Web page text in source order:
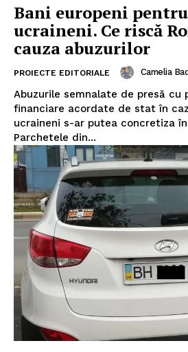
Bani europeni
ucraineni. Ce riscă
cauza abuzurilor
PROIECTE EDITORIALE Camelia
Abuzurile semnalate de presă cu
financiare acordate de stat în
ucraineni s-ar putea concretiza
Parchetele din...